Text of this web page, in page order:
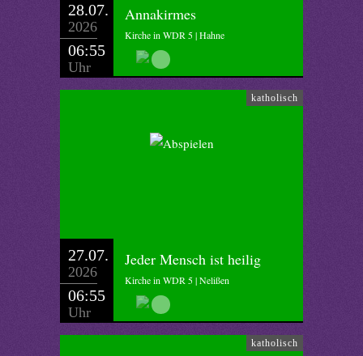
28.07.
2026
06:55
Uhr
Annakirmes
Kirche in WDR 5 | Hahne
katholisch
27.07.
2026
06:55
Uhr
Jeder Mensch ist heilig
Kirche in WDR 5 | Nelißen
katholisch